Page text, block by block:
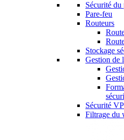
Sécurité du
Pare-feu
Routeurs
Stockage
Gestion de
Sécurité
Filtrage du